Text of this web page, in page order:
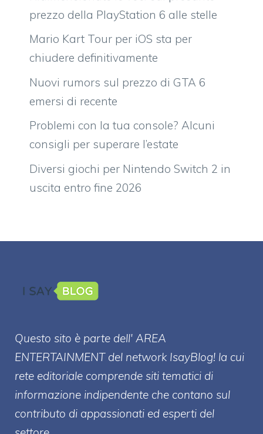
prezzo della PlayStation 6 alle stelle
Mario Kart Tour per iOS sta per
chiudere definitivamente
Nuovi rumors sul prezzo di GTA 6
emersi di recente
Problemi con la tua console? Alcuni
consigli per superare l’estate
Diversi giochi per Nintendo Switch 2 in
uscita entro fine 2026
Questo sito è parte dell' AREA
ENTERTAINMENT del network IsayBlog! la cui
rete editoriale comprende siti tematici di
informazione indipendente che contano sul
contributo di appassionati ed esperti del